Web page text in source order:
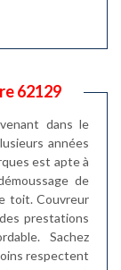
62129
dans le
années
est apte à
de
toit. Couvreur
prestations
Sachez
respectent